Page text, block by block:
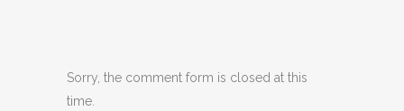
Sorry, the comment form is closed at this
time.